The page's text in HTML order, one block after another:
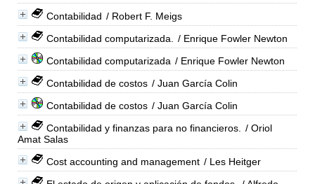
Contabilidad / Robert F. Meigs
Contabilidad computarizada.
/ Enrique Fowler Newton
Contabilidad computarizada / Enrique Fowler Newton
Contabilidad de costos / Juan García Colin
Contabilidad de costos / Juan García Colin
Contabilidad y finanzas para no financieros.
/ Oriol
Amat Salas
Cost accounting and management / Les Heitger